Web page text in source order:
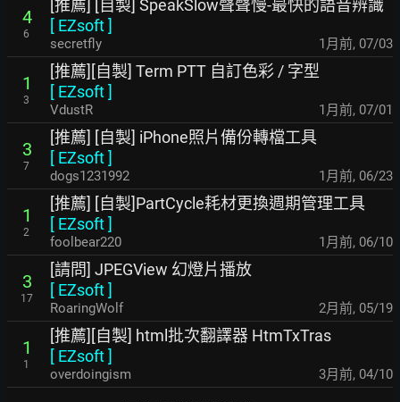
4
6
[推薦] [自製] SpeakSlow聲聲慢-最快的語音辨識
[ EZsoft]
secretfly 1月前, 07/03
1
3
[推薦][自製] Term PTT 自訂色彩 / 字型
[ EZsoft]
VdustR 1月前, 07/01
3
7
[推薦] [自製] iPhone照片備份轉檔工具
[ EZsoft]
dogs1231992 1月前, 06/23
1
2
[推薦] [自製]PartCycle耗材更換週期管理工具
[ EZsoft]
foolbear220 1月前, 06/10
3
17
[請問] JPEGView 幻燈片播放
[ EZsoft]
RoaringWolf 2月前, 05/19
1
1
[推薦][自製] html批次翻譯器 HtmTxTras
[ EZsoft]
overdoingism 3月前, 04/10